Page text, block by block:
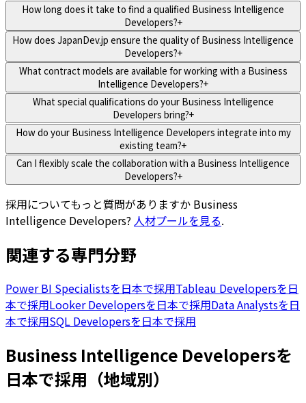
How long does it take to find a qualified Business Intelligence
Developers?+
How does JapanDev.jp ensure the quality of Business Intelligence
Developers?+
What contract models are available for working with a Business
Intelligence Developers?+
What special qualifications do your Business Intelligence
Developers bring?+
How do your Business Intelligence Developers integrate into my
existing team?+
Can I flexibly scale the collaboration with a Business Intelligence
Developers?+
採用についてもっと質問がありますか Business
Intelligence Developers? 人材プールを見る.
関連する専門分野
Power BI Specialistsを日本で採用Tableau Developersを日
本で採用Looker Developersを日本で採用Data Analystsを日
本で採用SQL Developersを日本で採用
Business Intelligence Developersを
日本で採用（地域別）